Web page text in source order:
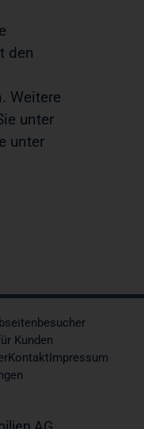
den
Weitere
unter
unter
Kunden
KontaktImpressum